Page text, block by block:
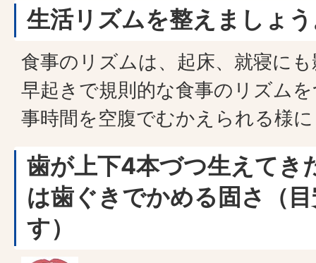
生活リズムを整えましょ
食事のリズムは、起床、就寝に
早起きで規則的な食事のリズム
事時間を空腹でむかえられる様
歯が上下4本づつ生えてき
は歯ぐきでかめる固さ（
す）